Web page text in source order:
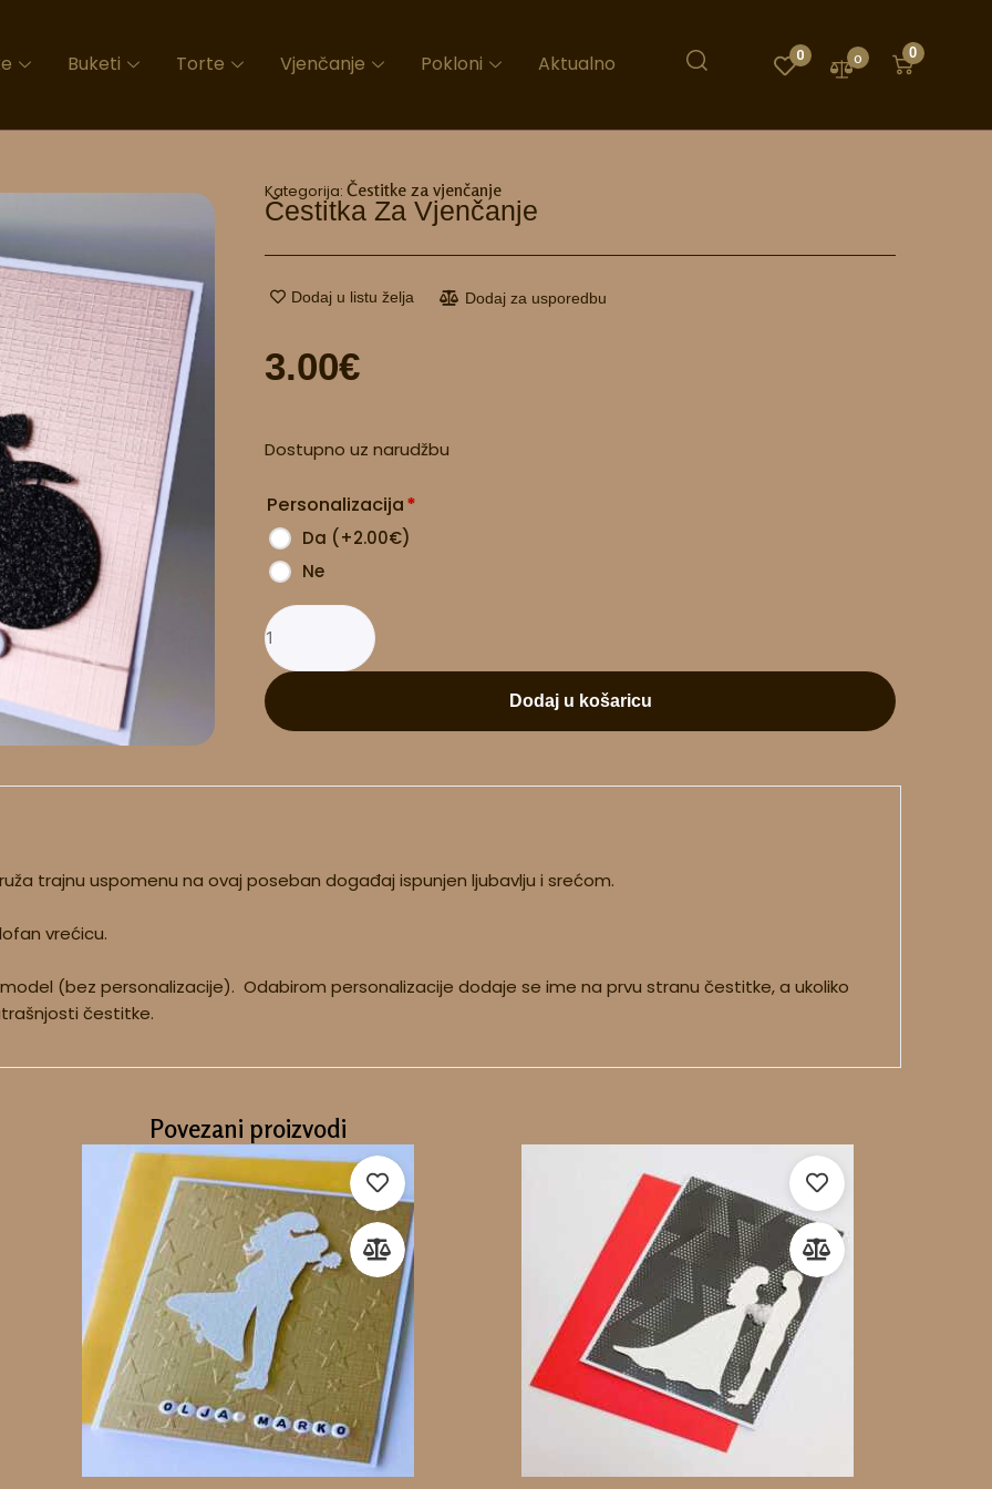
Buketi Torte Vjenčanje Pokloni Aktualno 0 0 0
Kategorija: Čestitke za vjenčanje
Čestitka Za Vjenčanje
Dodaj u listu želja Dodaj za usporedbu
3.00€
Dostupno uz narudžbu
Personalizacija*
Da (+2.00€)
Ne
za
količina
Dodaj u košaricu
trajnu uspomenu na ovaj poseban događaj ispunjen ljubavlju i srećom.
vrećicu.
(bez personalizacije). Odabirom personalizacije dodaje se ime na prvu stranu čestitke, a ukoliko
čestitke.
Povezani proizvodi